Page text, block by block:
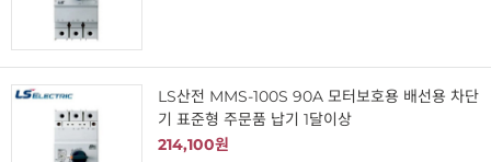
LS산전 MMS-100S 90A 모터보호용 배선용 차단
기 표준형 주문품 납기 1달이상
214,100원